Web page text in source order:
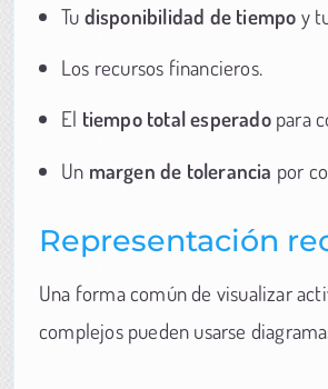
Tu disponibilidad de tiempo y
Los recursos financieros.
El tiempo total esperadopara
Un margen de tolerancia por
Representación
Una forma común de visualizar
complejos pueden usarse